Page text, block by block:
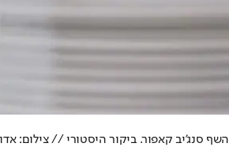
השף סנג'יב קאפור. ביקור היסטורי // צילום: